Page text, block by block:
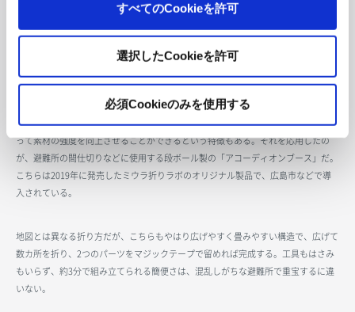
すべてのCookieを許可
選択したCookieを許可
必須Cookieのみを使用する
同社では1996年の創業時からミウラ折りの地図を生産してきたが、折り方の独自
性ゆえに機械折りが難しく、手作業に頼ってきた。しかし、2018年にようやく念
願の機械化が実現し、生産スピードが大幅に短縮されたという。そうした経緯も後
ミウラ折りには開きやすく畳みやすいという特徴のほか、折り目を入れることによ
って素材の強度を向上させることができるという特徴もある。それを応用したの
が、避難所の間仕切りなどに使用する段ボール製の「アコーディオンブース」だ。
こちらは2019年に発売したミウラ折りラボのオリジナル製品で、広島市などで導
入されている。
地図とは異なる折り方だが、こちらもやはり広げやすく畳みやすい構造で、広げて
数カ所を折り、2つのパーツをマジックテープで留めれば完成する。工具もはさみ
もいらず、約3分で組み立てられる簡便さは、混乱しがちな避難所で重宝するに違
いない。